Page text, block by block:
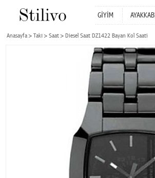
GİYİM AYAKKABI
Anasayfa Takı Saat Diesel Saat DZ1422 Bayan Kol Saati